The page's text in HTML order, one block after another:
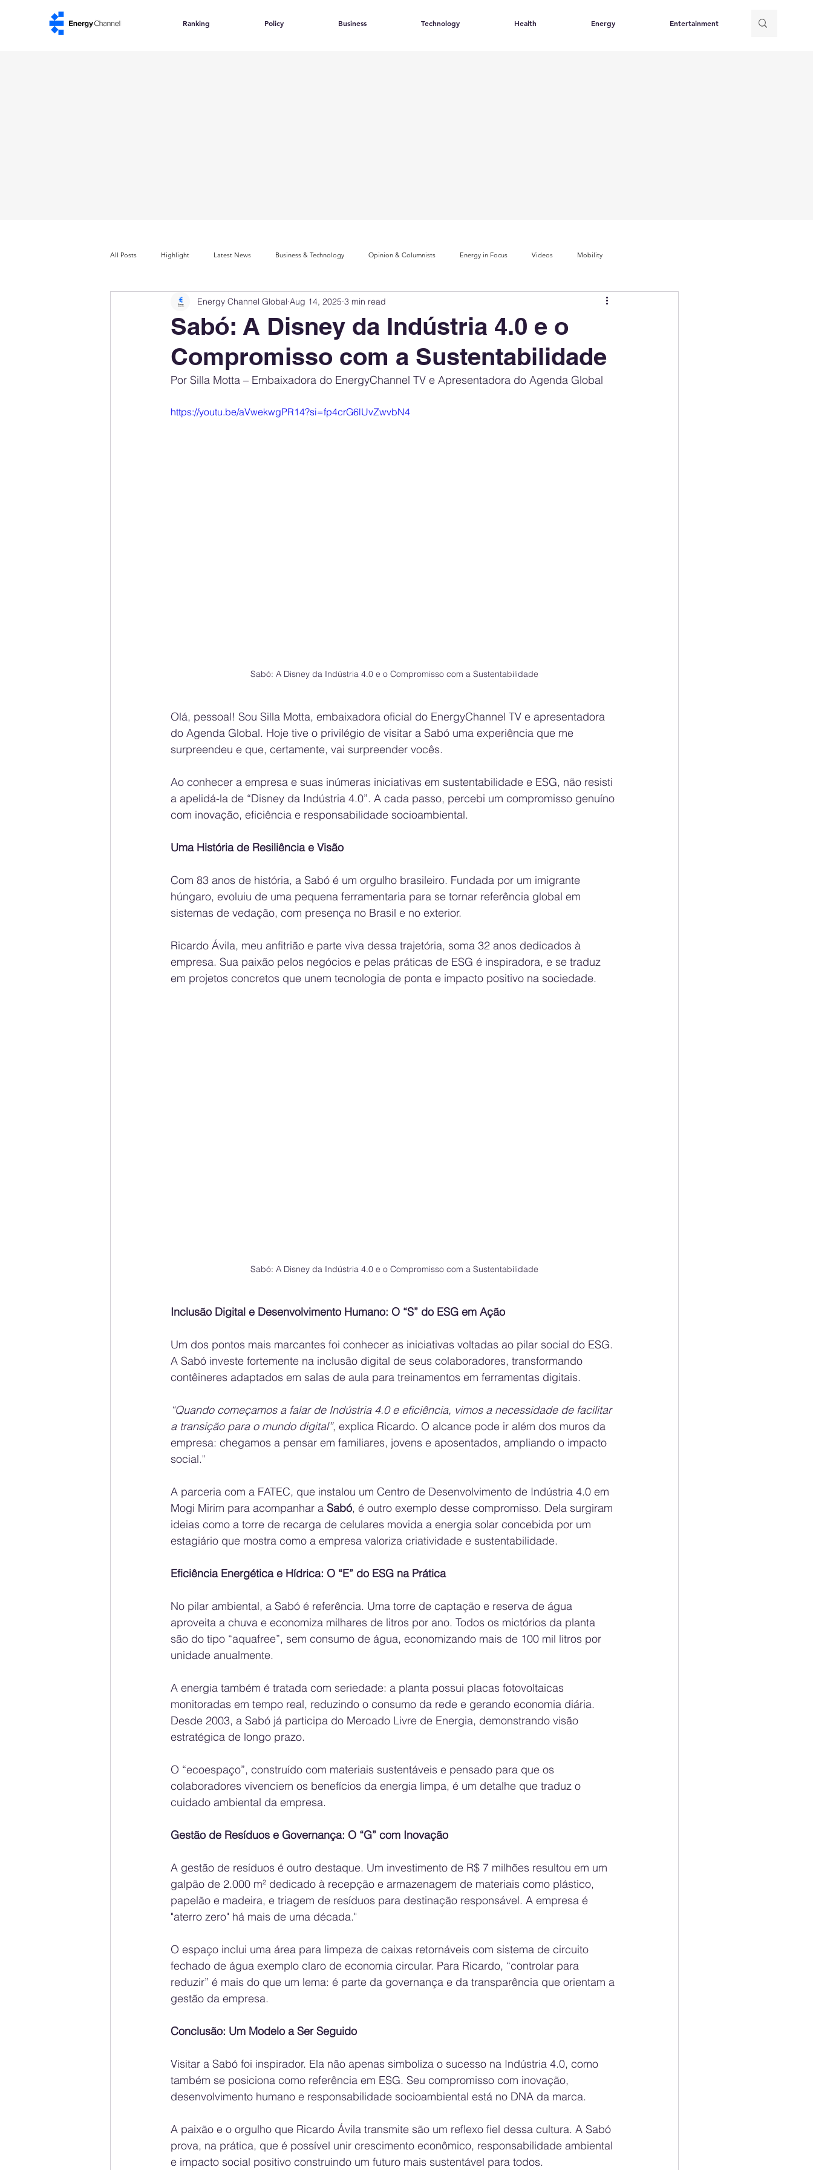
Ranking Policy Business Technology Health Energy Entertainment
All Posts Highlight Latest News Business & Technology Opinion & Columnists Energy in Focus Videos Mobility
Company Rankings Market Leaders Innovation Index Sustainability & ESG Index Electric Mobility Ranking
Energy Storage Ranking United States Policy Public Policy Energy Policy Brand Perception Consumer Choice Climate Policy
Sabó: A Disney da Indústria 4.0 e o
Compromisso com a Sustentabilidade
Energy Channel Global Aug 14, 2025 3 min read
Por Silla Motta – Embaixadora do EnergyChannel TV e Apresentadora do Agenda Global
https://youtu.be/aVwekwgPR14?si=fp4crG6lUvZwvbN4
Sabó: A Disney da Indústria 4.0 e o Compromisso com a Sustentabilidade
Olá, pessoal! Sou Silla Motta, embaixadora oficial do EnergyChannel TV e apresentadora
do Agenda Global. Hoje tive o privilégio de visitar a Sabó uma experiência que me
surpreendeu e que, certamente, vai surpreender vocês.
Ao conhecer a empresa e suas inúmeras iniciativas em sustentabilidade e ESG, não resisti
a apelidá-la de “Disney da Indústria 4.0”. A cada passo, percebi um compromisso genuíno
com inovação, eficiência e responsabilidade socioambiental.
Uma História de Resiliência e Visão
Com 83 anos de história, a Sabó é um orgulho brasileiro. Fundada por um imigrante
húngaro, evoluiu de uma pequena ferramentaria para se tornar referência global em
sistemas de vedação, com presença no Brasil e no exterior.
Ricardo Ávila, meu anfitrião e parte viva dessa trajetória, soma 32 anos dedicados à
empresa. Sua paixão pelos negócios e pelas práticas de ESG é inspiradora, e se traduz
em projetos concretos que unem tecnologia de ponta e impacto positivo na sociedade.
Sabó: A Disney da Indústria 4.0 e o Compromisso com a Sustentabilidade
Inclusão Digital e Desenvolvimento Humano: O “S” do ESG em Ação
Um dos pontos mais marcantes foi conhecer as iniciativas voltadas ao pilar social do ESG.
A Sabó investe fortemente na inclusão digital de seus colaboradores, transformando
contêineres adaptados em salas de aula para treinamentos em ferramentas digitais.
“Quando começamos a falar de Indústria 4.0 e eficiência, vimos a necessidade de facilitar
a transição para o mundo digital”, explica Ricardo. O alcance pode ir além dos muros da
empresa: chegamos a pensar em familiares, jovens e aposentados, ampliando o impacto
social."
A parceria com a FATEC, que instalou um Centro de Desenvolvimento de Indústria 4.0 em
Mogi Mirim para acompanhar a Sabó, é outro exemplo desse compromisso. Dela surgiram
ideias como a torre de recarga de celulares movida a energia solar concebida por um
estagiário que mostra como a empresa valoriza criatividade e sustentabilidade.
Eficiência Energética e Hídrica: O “E” do ESG na Prática
No pilar ambiental, a Sabó é referência. Uma torre de captação e reserva de água
aproveita a chuva e economiza milhares de litros por ano. Todos os mictórios da planta
são do tipo “aquafree”, sem consumo de água, economizando mais de 100 mil litros por
unidade anualmente.
A energia também é tratada com seriedade: a planta possui placas fotovoltaicas
monitoradas em tempo real, reduzindo o consumo da rede e gerando economia diária.
Desde 2003, a Sabó já participa do Mercado Livre de Energia, demonstrando visão
estratégica de longo prazo.
O “ecoespaço”, construído com materiais sustentáveis e pensado para que os
colaboradores vivenciem os benefícios da energia limpa, é um detalhe que traduz o
cuidado ambiental da empresa.
Gestão de Resíduos e Governança: O “G” com Inovação
A gestão de resíduos é outro destaque. Um investimento de R$ 7 milhões resultou em um
galpão de 2.000 m² dedicado à recepção e armazenagem de materiais como plástico,
papelão e madeira, e triagem de resíduos para destinação responsável. A empresa é
"aterro zero" há mais de uma década."
O espaço inclui uma área para limpeza de caixas retornáveis com sistema de circuito
fechado de água exemplo claro de economia circular. Para Ricardo, “controlar para
reduzir” é mais do que um lema: é parte da governança e da transparência que orientam a
gestão da empresa.
Conclusão: Um Modelo a Ser Seguido
Visitar a Sabó foi inspirador. Ela não apenas simboliza o sucesso na Indústria 4.0, como
também se posiciona como referência em ESG. Seu compromisso com inovação,
desenvolvimento humano e responsabilidade socioambiental está no DNA da marca.
A paixão e o orgulho que Ricardo Ávila transmite são um reflexo fiel dessa cultura. A Sabó
prova, na prática, que é possível unir crescimento econômico, responsabilidade ambiental
e impacto social positivo construindo um futuro mais sustentável para todos.